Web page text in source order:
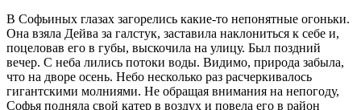
В Софьиных глазах загорелись какие-то непонятные огоньки.
Она взяла Дейва за галстук, заставила наклониться к себе и,
поцеловав его в губы, выскочила на улицу. Был поздний
вечер. С неба лились потоки воды. Видимо, природа забыла,
что на дворе осень. Небо несколько раз расчеркивалось
гигантскими молниями. Не обращая внимания на непогоду,
Софья подняла свой катер в воздух и повела его в район